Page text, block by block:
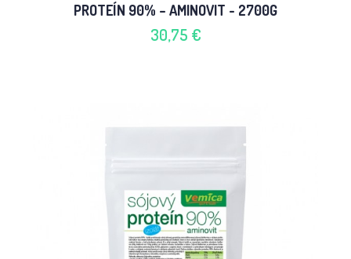
PROTEÍN 90% – AMINOVIT - 2700G
30,75 €